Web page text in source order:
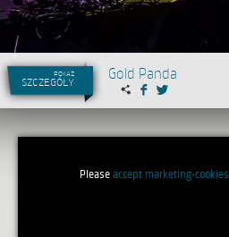
pokaż
szczegóły Gold Panda
Please accept marketing-cookies